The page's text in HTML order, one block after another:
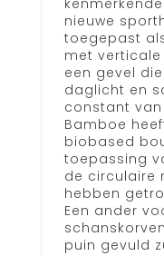
nieuwe
toegepast
met verticale
een gevel
daglicht en
constant
Bamboe
biobased
toepassing
de circulaire
hebben
Een ander
puin gevuld